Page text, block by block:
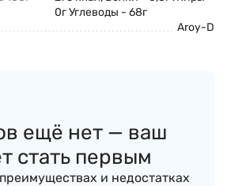
0г Углеводы - 68г
Aroy-D
ещё нет — ваш
стать первым
и недостатках